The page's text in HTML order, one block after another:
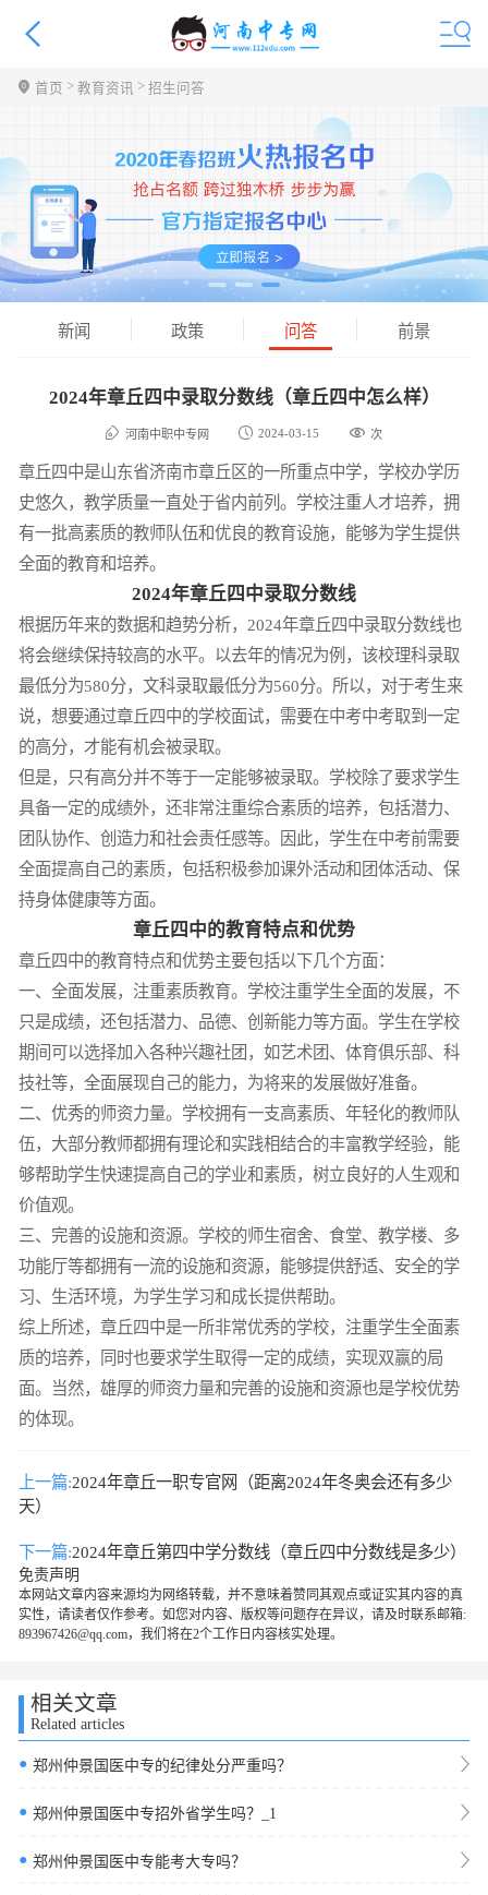
首页 >教育资讯 >招生问答
新闻 政策 问答 前景
2024年章丘四中录取分数线（章丘四中怎么样）
河南中职中专网 2024-03-15 次
章丘四中是山东省济南市章丘区的一所重点中学，学校办学历
史悠久，教学质量一直处于省内前列。学校注重人才培养，拥
有一批高素质的教师队伍和优良的教育设施，能够为学生提供
全面的教育和培养。
2024年章丘四中录取分数线
根据历年来的数据和趋势分析，2024年章丘四中录取分数线也
将会继续保持较高的水平。以去年的情况为例，该校理科录取
最低分为580分，文科录取最低分为560分。所以，对于考生来
说，想要通过章丘四中的学校面试，需要在中考中考取到一定
的高分，才能有机会被录取。
但是，只有高分并不等于一定能够被录取。学校除了要求学生
具备一定的成绩外，还非常注重综合素质的培养，包括潜力、
团队协作、创造力和社会责任感等。因此，学生在中考前需要
全面提高自己的素质，包括积极参加课外活动和团体活动、保
持身体健康等方面。
章丘四中的教育特点和优势
章丘四中的教育特点和优势主要包括以下几个方面：
一、全面发展，注重素质教育。学校注重学生全面的发展，不
只是成绩，还包括潜力、品德、创新能力等方面。学生在学校
期间可以选择加入各种兴趣社团，如艺术团、体育俱乐部、科
技社等，全面展现自己的能力，为将来的发展做好准备。
二、优秀的师资力量。学校拥有一支高素质、年轻化的教师队
伍，大部分教师都拥有理论和实践相结合的丰富教学经验，能
够帮助学生快速提高自己的学业和素质，树立良好的人生观和
价值观。
三、完善的设施和资源。学校的师生宿舍、食堂、教学楼、多
功能厅等都拥有一流的设施和资源，能够提供舒适、安全的学
习、生活环境，为学生学习和成长提供帮助。
综上所述，章丘四中是一所非常优秀的学校，注重学生全面素
质的培养，同时也要求学生取得一定的成绩，实现双赢的局
面。当然，雄厚的师资力量和完善的设施和资源也是学校优势
的体现。
上一篇:2024年章丘一职专官网（距离2024年冬奥会还有多少
天）
下一篇:2024年章丘第四中学分数线（章丘四中分数线是多少）
免责声明
本网站文章内容来源均为网络转载，并不意味着赞同其观点或证实其内容的真
实性，请读者仅作参考。如您对内容、版权等问题存在异议，请及时联系邮箱:
893967426@qq.com，我们将在2个工作日内容核实处理。
相关文章
Related articles
● 郑州仲景国医中专的纪律处分严重吗？
● 郑州仲景国医中专招外省学生吗？_1
● 郑州仲景国医中专能考大专吗？